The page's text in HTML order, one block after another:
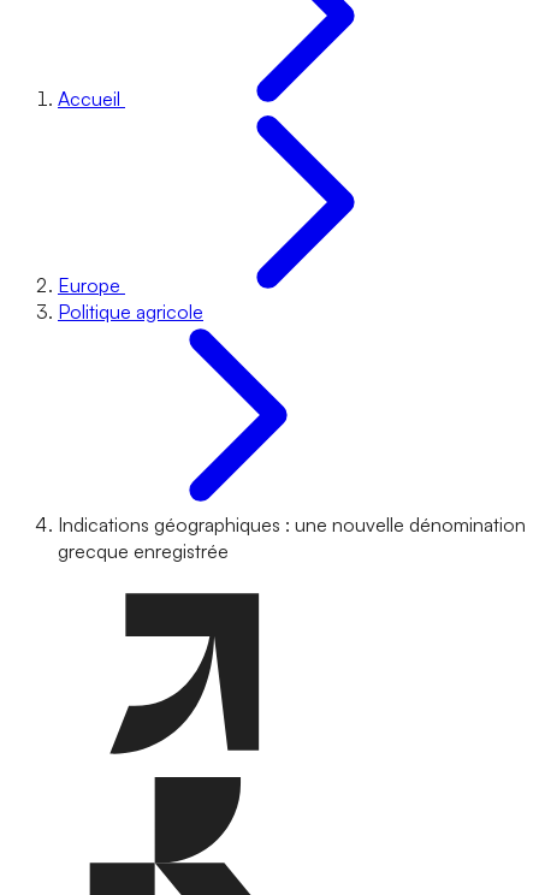
Accueil
Europe
Politique agricole
Indications géographiques : une nouvelle dénomination
grecque enregistrée